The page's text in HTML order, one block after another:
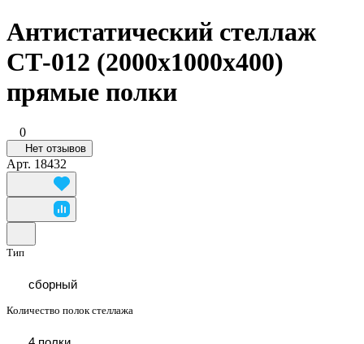
Антистатический стеллаж
СТ-012 (2000x1000x400)
прямые полки
0
Нет отзывов
Арт. 18432
Тип
сборный
Количество полок стеллажа